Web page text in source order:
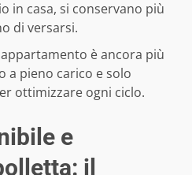
in casa, si conservano più
di versarsi.
è ancora più
a pieno carico e solo
ottimizzare ogni ciclo.
e
il